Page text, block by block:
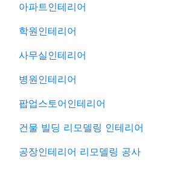
아파트인테리어
학원인테리어
사무실인테리어
병원인테리어
팝업스토어인테리어
건물 빌딩 리모델링 인테리어
공장인테리어 리모델링 공사